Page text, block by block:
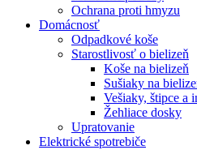
Ochrana proti hmyzu
Domácnosť
Odpadkové koše
Starostlivosť o bielizeň
Koše na bielizeň
Sušiaky na
Vešiaky, štipce a
Žehliace dosky
Upratovanie
Elektrické spotrebiče